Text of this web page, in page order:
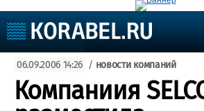
Судоходство
Судоремонт
События
06.09.2006 14:26 / новости компаний
Компаниия